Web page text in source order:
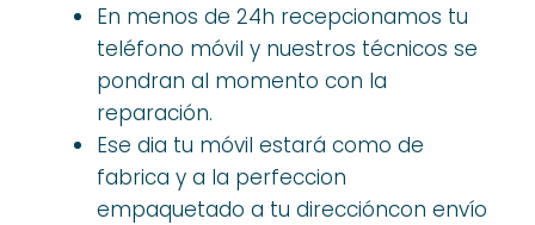
En menos de 24h recepcionamos tu
teléfono móvil y nuestros técnicos se
pondran al momento con la
reparación.
Ese dia tu móvil estará como de
fabrica y a la perfeccion
empaquetado a tu direccióncon envío